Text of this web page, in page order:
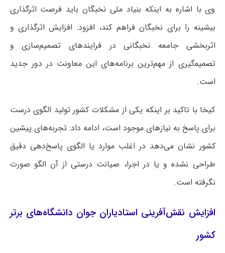
وی با اشاره به اینکه بنیاد ملی نخبگان باید فرصت اثرگذاری
بیشینه را برای نخبگان فراهم کند، افزود: افزایش اثرگذاری و
اثربخشی جامعه نخبگانی در فرایندهای تصمیم‌سازی و
تصمیم‍‌گیری از مهم‌ترین برنامه‌های این معاونت در دور جدید
است.
کیخا با تاکید بر اینکه یکی از مشکلات کشور تولید الگوی درست
برای پاسخ به نیازهای موجود است، ادامه داد: تجربه‌های پیشین
کشور نشان می‌دهد در اغلب موارد یا الگوی پاسخ‌دهی دقیق
طراحی نشده و یا در اجرا، صیانت درستی از آن الگو صورت
نگرفته است.
افزایش نقش‌آفرینی استادیاران جوان دانشگاه‌های برتر
کشور